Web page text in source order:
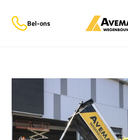
Bel-ons